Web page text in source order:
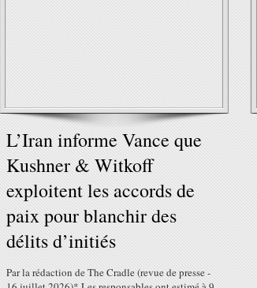
L’Iran informe Vance que
Kushner & Witkoff
exploitent les accords de
paix pour blanchir des
délits d’initiés
Par la rédaction de The Cradle (revue de presse -